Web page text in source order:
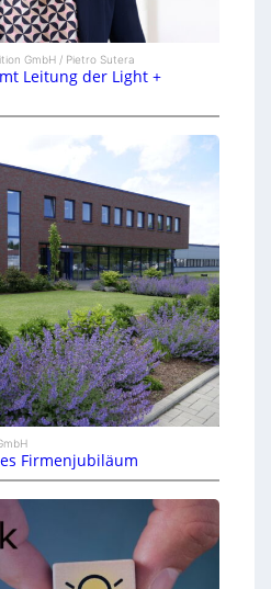
GmbH / Pietro Sutera
Leitung der Light +
Firmenjubiläum